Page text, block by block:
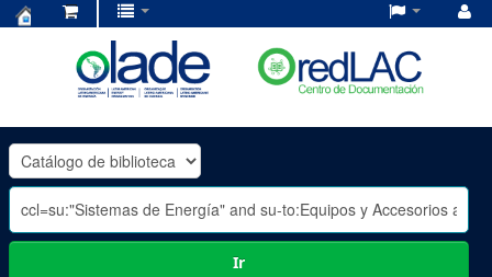
OLADE
-
Ir